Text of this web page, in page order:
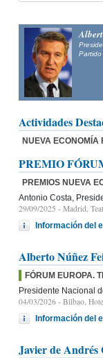
Actividades
NUEVA ECONOMÍA
PREMIO
PREMIOS NUEVA
Antonio Costa,
29/09/2025 - Madrid,
Información del
Alberto Núñez
FÓRUM EUROPA.
Presidente Nacional
04/03/2026 - Bilbao,
Información del
Javier de Andrés